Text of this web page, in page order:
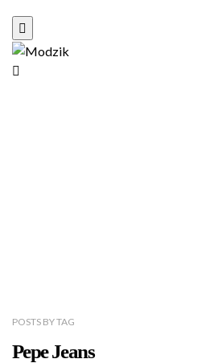
POSTS BYTAG
Pepe Jeans